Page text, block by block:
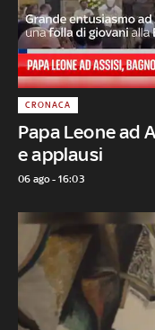
Papa Leone ad
e applausi
CRONACA
06 ago - 16:03